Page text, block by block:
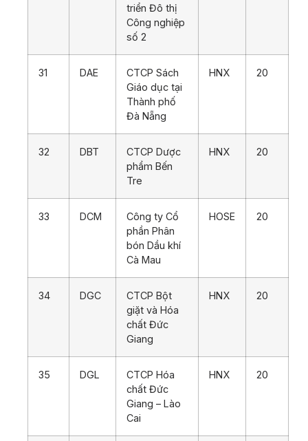
triển Đô thị
Công nghiệp
số 2
31 DAE
CTCP Sách
Giáo dục tại
Thành phố
Đà Nẵng
HNX 20
32 DBT
CTCP Dược
phẩm Bến
Tre
HNX 20
33 DCM
Công ty Cổ
phần Phân
bón Dầu khí
Cà Mau
HOSE 20
34 DGC
CTCP Bột
giặt và Hóa
chất Đức
Giang
HNX 20
35 DGL
CTCP Hóa
chất Đức
Giang – Lào
Cai
HNX 20